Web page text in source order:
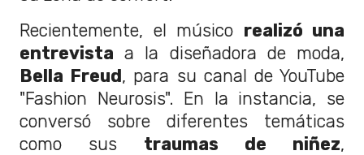
Recientemente, el músico realizó una
entrevista a la diseñadora de moda,
Bella Freud, para su canal de YouTube
"Fashion Neurosis". En la instancia, se
conversó sobre diferentes temáticas
como sus traumas de niñez,